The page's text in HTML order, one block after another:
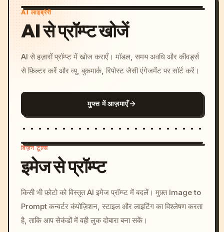
AI लाइब्रेरी
AI से प्रॉम्प्ट खोजें
AI से हज़ारों प्रॉम्प्ट में खोज कराएँ। मॉडल, समय अवधि और कीवर्ड्स
से फ़िल्टर करें और व्यू, बुकमार्क, रिपोस्ट जैसी एंगेजमेंट पर सॉर्ट करें।
मुफ्त में आज़माएँ
c, cyberpunk sunset, neon
colors, 8k --v 6.0
विज़न टूल्स
इमेज से प्रॉम्प्ट
किसी भी फ़ोटो को विस्तृत AI इमेज प्रॉम्प्ट में बदलें। मुफ़्त Image to
Prompt कन्वर्टर कंपोज़िशन, स्टाइल और लाइटिंग का विश्लेषण करता
है, ताकि आप सेकंडों में वही लुक दोबारा बना सकें।